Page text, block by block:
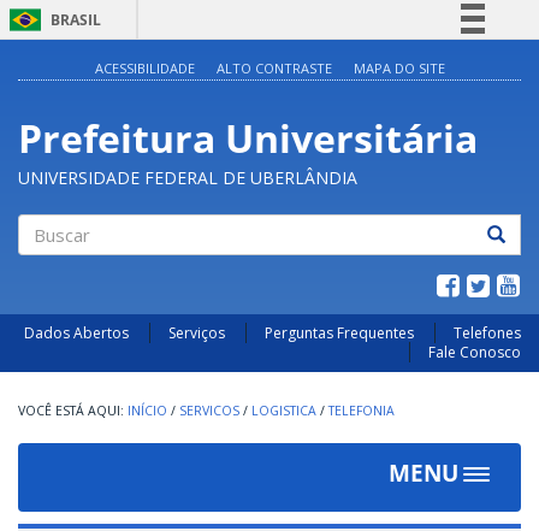
BRASIL
Participe
Acesso à informação
ACESSIBILIDADE ALTO CONTRASTE MAPA DO SITE
Prefeitura Universitária
UNIVERSIDADE FEDERAL DE UBERLÂNDIA
Dados Abertos Serviços Perguntas Frequentes
Telefones
Fale Conosco
INÍCIO / SERVICOS / LOGISTICA / TELEFONIA
MENU
Toggle